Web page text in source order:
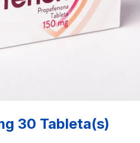
30 Tableta(s)